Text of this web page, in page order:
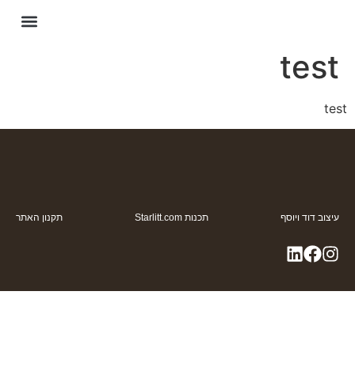
test
test
עיצוב דוד ויוסף תכנות Starlitt.com תקנון האתר